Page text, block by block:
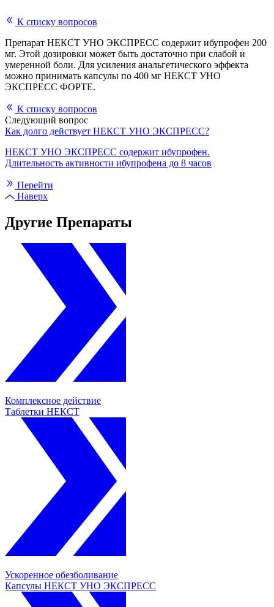
К списку вопросов
Препарат НЕКСТ УНО ЭКСПРЕСС содержит ибупрофен 200
мг. Этой дозировки может быть достаточно при слабой и
умеренной боли. Для усиления анальгетического эффекта
можно принимать капсулы по 400 мг НЕКСТ УНО
ЭКСПРЕСС ФОРТЕ.
К списку вопросов
Следующий вопрос
Как долго действует НЕКСТ УНО ЭКСПРЕСС?
НЕКСТ УНО ЭКСПРЕСС содержит ибупрофен.
Длительность активности ибупрофена до 8 часов
Перейти
Наверх
Другие Препараты
Комплексное действие
Таблетки НЕКСТ
Ускоренное обезболивание
Капсулы НЕКСТ УНО ЭКСПРЕСС